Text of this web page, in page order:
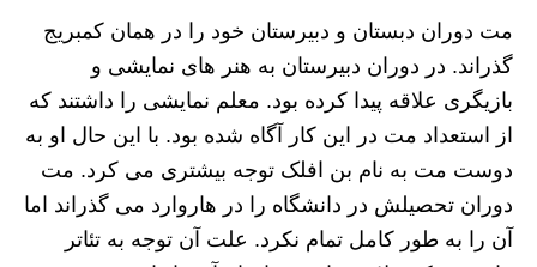
مت دوران دبستان و دبیرستان خود را در همان کمبریج
گذراند. در دوران دبیرستان به هنر های نمایشی و
بازیگری علاقه پیدا کرده بود. معلم نمایشی را داشتند که
از استعداد مت در این کار آگاه شده بود. با این حال او به
دوست مت به نام بن افلک توجه بیشتری می کرد. مت
دوران تحصیلش در دانشگاه را در هاروارد می گذراند اما
آن را به طور کامل تمام نکرد. علت آن توجه به تئاتر